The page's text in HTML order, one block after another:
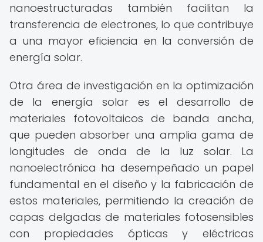
nanoestructuradas también facilitan la
transferencia de electrones, lo que contribuye
a una mayor eficiencia en la conversión de
energía solar.
Otra área de investigación en la optimización
de la energía solar es el desarrollo de
materiales fotovoltaicos de banda ancha,
que pueden absorber una amplia gama de
longitudes de onda de la luz solar. La
nanoelectrónica ha desempeñado un papel
fundamental en el diseño y la fabricación de
estos materiales, permitiendo la creación de
capas delgadas de materiales fotosensibles
con propiedades ópticas y eléctricas